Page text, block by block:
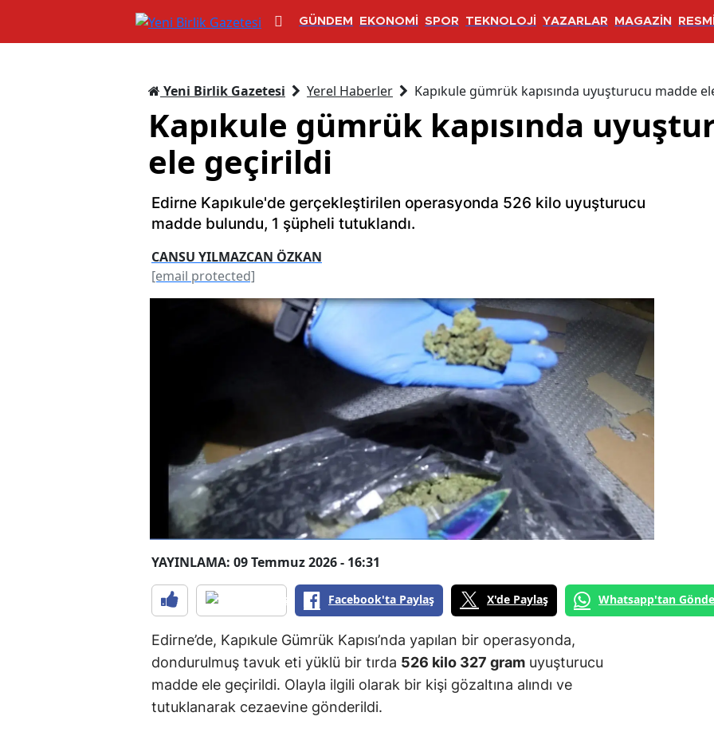
GÜNDEM EKONOMİ SPOR TEKNOLOJİ YAZARLAR MAGAZİN
Yeni Birlik Gazetesi Yerel Haberler Kapıkule gümrük kapısında uyuşturucu madde
Kapıkule gümrük kapısında
ele geçirildi
Edirne Kapıkule'de gerçekleştirilen operasyonda 526 kilo uyuşturucu
madde bulundu, 1 şüpheli tutuklandı.
CANSU YILMAZCAN ÖZKAN
[email protected]
YAYINLAMA: 09 Temmuz 2026 - 16:31
Facebook'ta Paylaş X'de Paylaş Whatsapp'tan
Edirne’de, Kapıkule Gümrük Kapısı’nda yapılan bir operasyonda,
dondurulmuş tavuk eti yüklü bir tırda 526 kilo 327 gram uyuşturucu
madde ele geçirildi. Olayla ilgili olarak bir kişi gözaltına alındı ve
tutuklanarak cezaevine gönderildi.